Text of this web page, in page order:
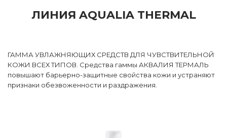
ЛИНИЯ AQUALIA THERMAL
ГАММА УВЛАЖНЯЮЩИХ СРЕДСТВ ДЛЯ ЧУВСТВИТЕЛЬНОЙ
КОЖИ ВСЕХ ТИПОВ. Средства гаммы АКВАЛИЯ ТЕРМАЛЬ
повышают барьерно-защитные свойства кожи и устраняют
признаки обезвоженности и раздражения.